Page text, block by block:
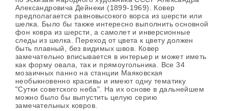
Александровича Дейнеки (1899-1969). Ковер
предполагается равновысокого ворса из шерсти или
шелка. Было бы также интересно выполнить основной
фон ковра из шерсти, а самолет и инверсионные
следы из шелка. Переход от цвета к цвету должен
быть плавный, без видимых швов. Ковер
замечательно вписывается в интерьер и может иметь
как форму овала, так и прямоугольника. Все 34
мозаичных панно на станции Маяковская
необыкновенно красивы и имеют одну тематику
"Сутки советского неба". На их основе в дальнейшем
можно было бы выпустить целую серию
замечательных ковров.